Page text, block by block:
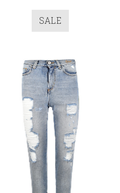
SALE